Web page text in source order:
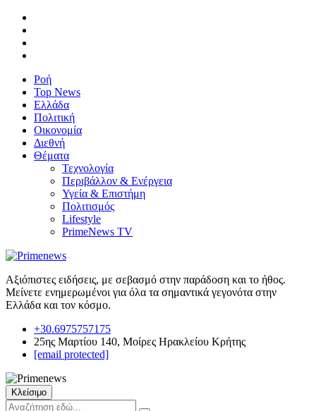
Ροή
Top News
Ελλάδα
Πολιτική
Οικονομία
Διεθνή
Θέματα
Τεχνολογία
Περιβάλλον & Ενέργεια
Υγεία & Επιστήμη
Πολιτισμός
Lifestyle
PrimeNews TV
Αξιόπιστες ειδήσεις, με σεβασμό στην παράδοση και το ήθος.
Μείνετε ενημερωμένοι για όλα τα σημαντικά γεγονότα στην
Ελλάδα και τον κόσμο.
+30.6975757175
25ης Μαρτίου 140, Μοίρες Ηρακλείου Κρήτης
[email protected]
Κλείσιμο